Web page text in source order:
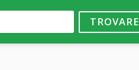
TROVARE